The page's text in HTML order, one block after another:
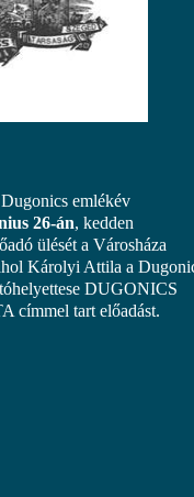
emlékév
26-án, kedden
ülését a Városháza
Károlyi Attila a
DUGONICS
címmel tart előadást.